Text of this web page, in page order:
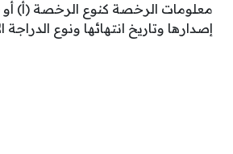
معلومات الرخصة كنوع الرخصة (أ) أو
إصدارها وتاريخ انتهائها ونوع الدراجة